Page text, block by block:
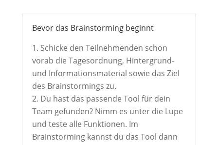
Bevor das Brainstorming beginnt
Schicke den Teilnehmenden schon
vorab die Tagesordnung, Hintergrund-
und Informationsmaterial sowie das Ziel
des Brainstormings zu.
Du hast das passende Tool für dein
Team gefunden? Nimm es unter die Lupe
und teste alle Funktionen. Im
Brainstorming kannst du das Tool dann